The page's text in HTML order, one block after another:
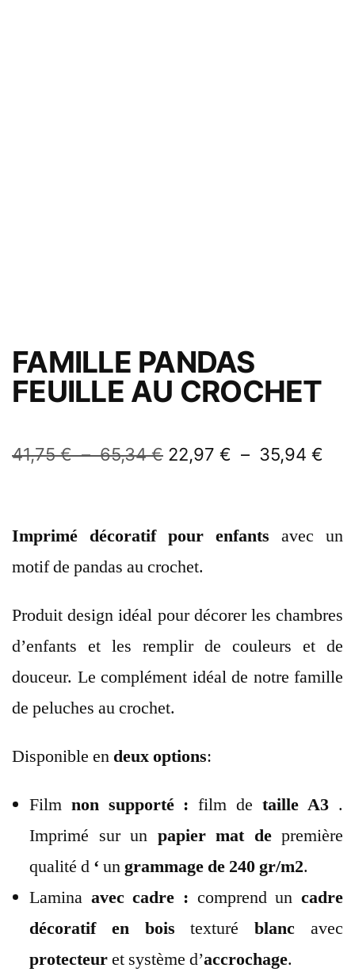
FAMILLE PANDAS
FEUILLE AU CROCHET
41,75€ – 65,34€ 22,97 € – 35,94 €
Imprimé décoratif pour enfants avec un
motif de pandas au crochet.
Produit design idéal pour décorer les chambres
d’enfants et les remplir de couleurs et de
douceur. Le complément idéal de notre famille
de peluches au crochet.
Disponible en deux options:
Film non supporté : film de taille A3 .
Imprimé sur un papier mat depremière
qualité d ‘ungrammage de 240 gr/m2.
Lamina avec cadre : comprend uncadre
décoratif
en bois texturéblanc avec
protecteuret système d’accrochage.